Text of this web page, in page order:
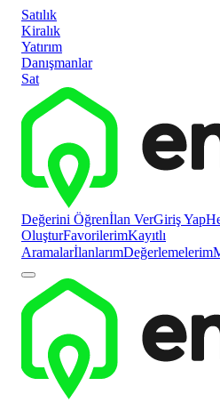
Satılık
Kiralık
Yatırım
Danışmanlar
Sat
Değerini Öğrenİlan VerGiriş Yap
OluşturFavorilerimKayıtlı
AramalarİlanlarımDeğerlemelerim